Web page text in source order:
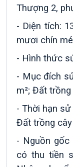
Thượng 2,
- Diện tích:
mươi chín
- Hình thức
- Mục đích
m²; Đất
- Thời hạn
Đất trồng
- Nguồn
có thu tiền